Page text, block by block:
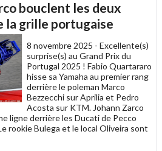
à
un
ami
bouclent les deux
la grille portugaise
8 novembre 2025 - Excellente(s)
surprise(s) au Grand Prix du
Portugal 2025 ! Fabio Quartararo
hisse sa Yamaha au premier rang
derrière le poleman Marco
Bezzecchi sur Aprilia et Pedro
Acosta sur KTM. Johann Zarco
ligne derrière les Ducati de Pecco
rookie Bulega et le local Oliveira sont